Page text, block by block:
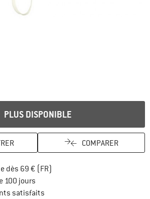
PLUS DISPONIBLE
COMPARER
dès 69 € (FR)
100 jours
satisfaits